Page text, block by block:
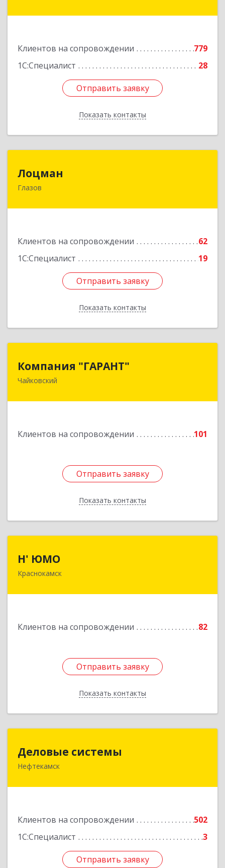
Клиентов на сопровождении
779
1С:Специалист
28
Отправить заявку
Показать контакты
Отправить заявку
Назад
Лоцман
Глазов
Клиентов на сопровождении
62
1С:Специалист
19
Отправить заявку
Показать контакты
427620, Удмуртская Респ, Глазов г, Сибирская
Отправить заявку
Назад
Компания "ГАРАНТ"
Чайковский
Клиентов на сопровождении 101
Отправить заявку
Показать контакты
617760, Пермский край, Чайковский г, Карла
Отправить заявку
Назад
Н' ЮМО
Краснокамск
Клиентов на сопровождении 82
Отправить заявку
Показать контакты
617060, Пермский край, Краснокамский р-н,
Подробнее
Отправить заявку
Назад
Деловые системы
Нефтекамск
Клиентов на сопровождении
502
1С:Специалист
3
Отправить заявку
452689, Башкортостан Респ, Нефтекамск г,
Отправить заявку